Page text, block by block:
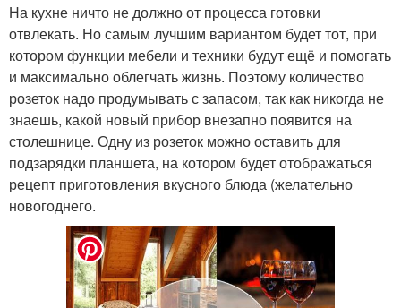
На кухне ничто не должно от процесса готовки
отвлекать. Но самым лучшим вариантом будет тот, при
котором функции мебели и техники будут ещё и помогать
и максимально облегчать жизнь. Поэтому количество
розеток надо продумывать с запасом, так как никогда не
знаешь, какой новый прибор внезапно появится на
столешнице. Одну из розеток можно оставить для
подзарядки планшета, на котором будет отображаться
рецепт приготовления вкусного блюда (желательно
новогоднего.